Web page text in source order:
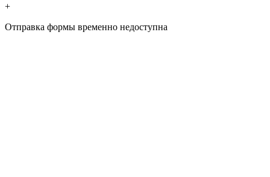
+
Отправка формы временно недоступна